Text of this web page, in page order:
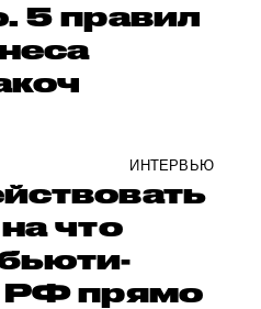
5 правил
ИНТЕРВЬЮ
что
РФ прямо